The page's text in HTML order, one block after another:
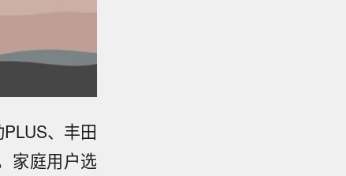
、丰田
家庭用户选